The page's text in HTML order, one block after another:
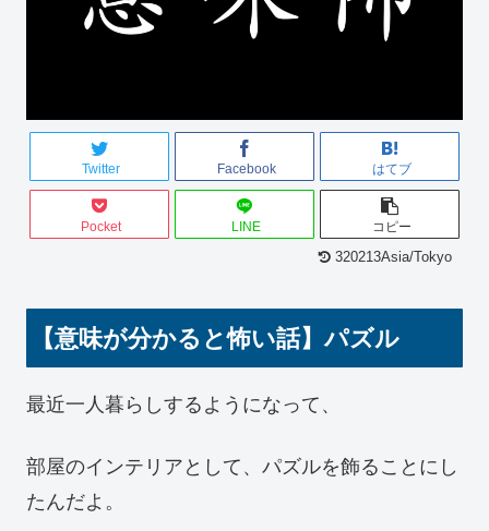
Twitter Facebook はてブ
Pocket LINE コピー
320213Asia/Tokyo
【意味が分かると怖い話】パズル
最近一人暮らしするようになって、
部屋のインテリアとして、パズルを飾ることにし
たんだよ。